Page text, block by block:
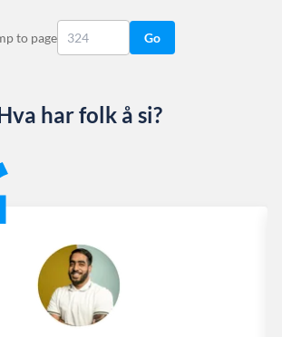
to page Go
har folk å si?